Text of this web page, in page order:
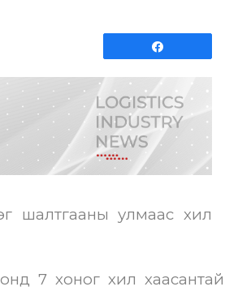
шалтгааны улмаас хил
7 хоног хил хаасантай